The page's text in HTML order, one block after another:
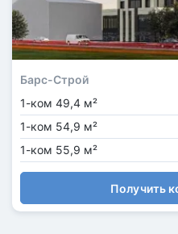
Барс-Строй
1-ком 49,4 м²
1-ком 54,9 м²
1-ком 55,9 м²
Получить